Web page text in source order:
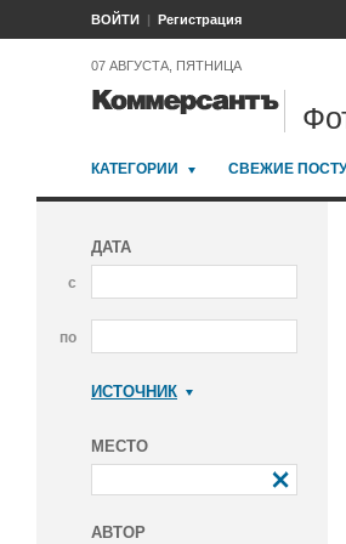
ВОЙТИ Регистрация
07 АВГУСТА, ПЯТНИЦА
КАТЕГОРИИ СВЕЖИЕ
ДАТА
с
по
ИСТОЧНИК
МЕСТО
АВТОР